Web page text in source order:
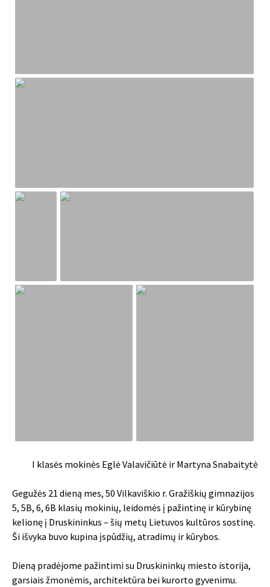
I klasės mokinės Eglė Valavičiūtė ir Martyna Snabaitytė
Gegužės 21 dieną mes, 50 Vilkaviškio r. Gražiškių gimnazijos
5, 5B, 6, 6B klasių mokinių, leidomės į pažintinę ir kūrybinę
kelionę į Druskininkus – šių metų Lietuvos kultūros sostinę.
Ši išvyka buvo kupina įspūdžių, atradimų ir kūrybos.
Dieną pradėjome pažintimi su Druskininkų miesto istorija,
garsiais žmonėmis, architektūra bei kurorto gyvenimu.